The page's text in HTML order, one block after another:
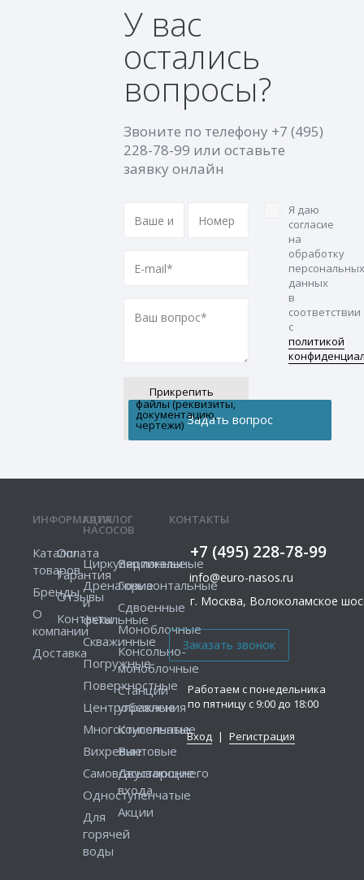
У вас
остались
вопросы?
Звоните по телефону +7 (495)
228-78-99 или оставьте
заявку онлайн
Прикрепить
файлы (реквизиты,
документацию,
чертежи)
Я даю
согласие
на
обработку
персональных
данных
в
соответствии
с
политикой
КОНТАКТЫ
+7 (495) 228-78-99
info@euro-nasos.ru
г. Москва, Волоколамское
Работаем с понедельника
по пятницу с 9:00 до 18:00
Вход | Регистрация
ИНФОРМАЦИЯ
Каталог
товаров
Бренды
О
компании
Доставка
Оплата
Гарантия
Отзывы
Контакты
КАТАЛОГ
НАСОСОВ
Циркуляционные
Дренажные
и
фекальные
Скважинные
Погружные
Поверхностные
Центробежные
Многоступенчатые
Вихревые
Самовсасывающие
Одноступенчатые
Для
горячей
воды
Вертикальные
Горизонтальные
Сдвоенные
Моноблочные
Консольно-
моноблочные
Станции
управления
Консольные
Винтовые
Двустороннего
входа
Акции